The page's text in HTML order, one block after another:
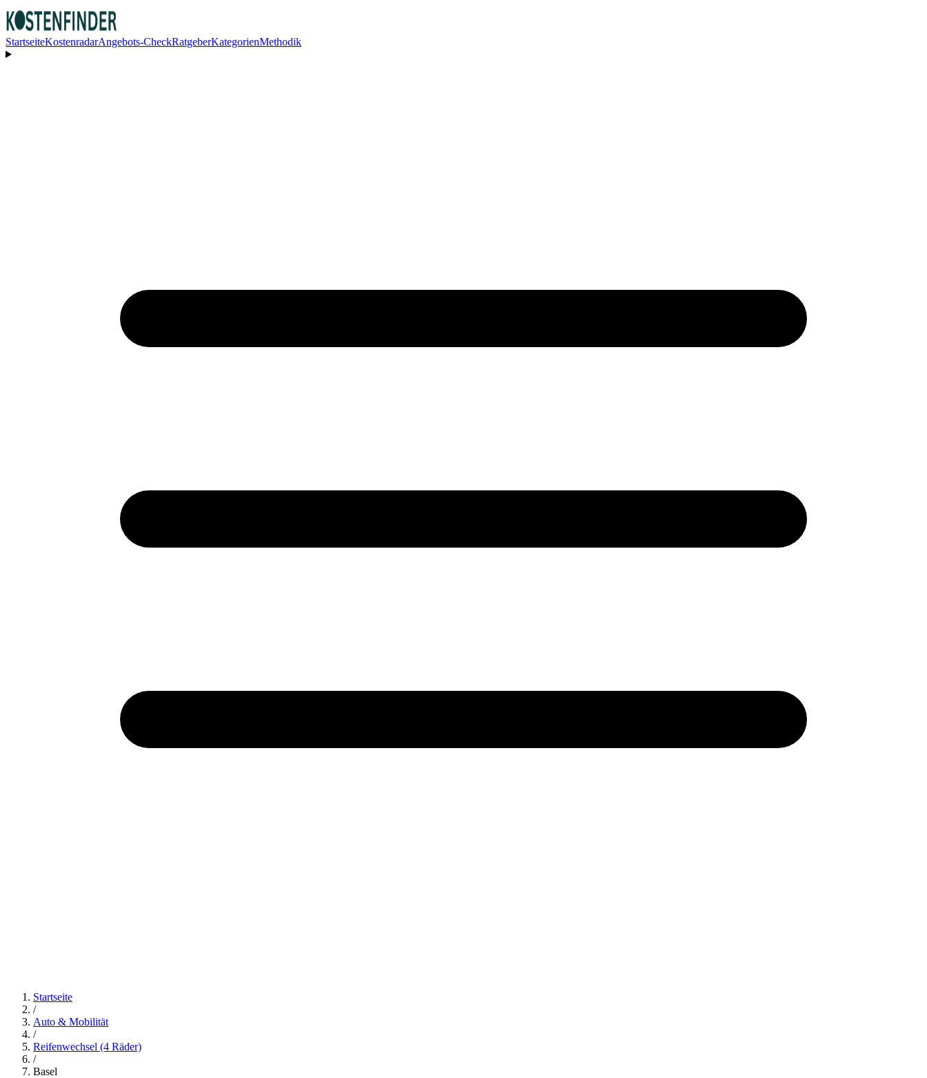
StartseiteKostenradarAngebots-CheckRatgeberKategorienMethodik
Startseite
/
Auto & Mobilität
/
Reifenwechsel (4 Räder)
/
Basel